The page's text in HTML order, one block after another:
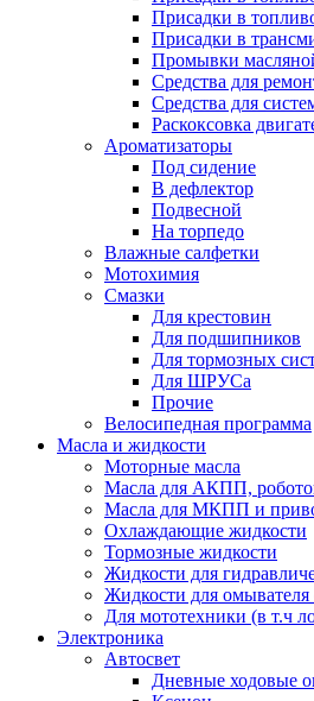
Присадки в
Присадки в
Промывки
Средства для
Средства для
Раскоксовка
Ароматизаторы
Под сидение
В дефлектор
Подвесной
На торпедо
Влажные салфетки
Мотохимия
Смазки
Для крестовин
Для подшипников
Для тормозных
Для ШРУСа
Прочие
Велосипедная программа
Масла и жидкости
Моторные масла
Масла для АКПП,
Масла для МКПП и
Охлаждающие жидкости
Тормозные жидкости
Жидкости для
Жидкости для омывателя
Для мототехники (в т.ч
Электроника
Автосвет
Дневные ходовые